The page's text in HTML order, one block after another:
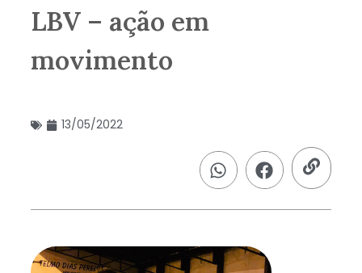
LBV – ação em
movimento
13/05/2022